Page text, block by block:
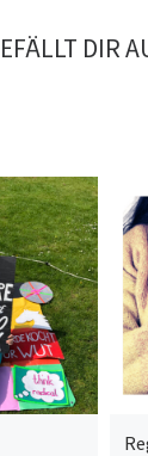
DIR